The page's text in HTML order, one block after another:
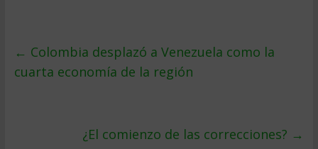
← Colombia desplazó a Venezuela como la
cuarta economía de la región
¿El comienzo de las correcciones? →